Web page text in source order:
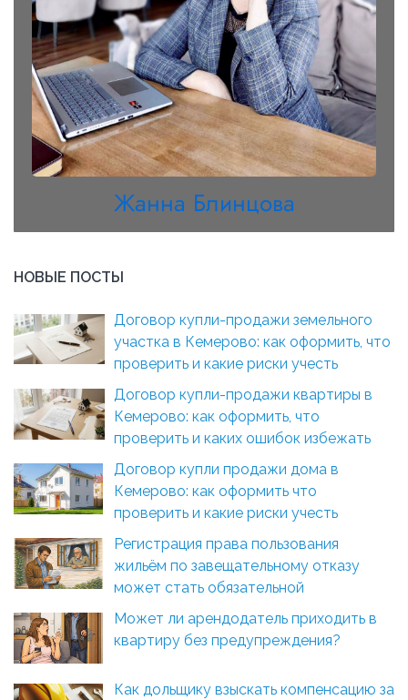
Жанна Блинцова
НОВЫЕ ПОСТЫ
Договор купли-продажи земельного
участка в Кемерово: как оформить, что
проверить и какие риски учесть
Договор купли-продажи квартиры в
Кемерово: как оформить, что
проверить и каких ошибок избежать
Договор купли продажи дома в
Кемерово: как оформить что
проверить и какие риски учесть
Регистрация права пользования
жильём по завещательному отказу
может стать обязательной
Может ли арендодатель приходить в
квартиру без предупреждения?
Как дольщику взыскать компенсацию за